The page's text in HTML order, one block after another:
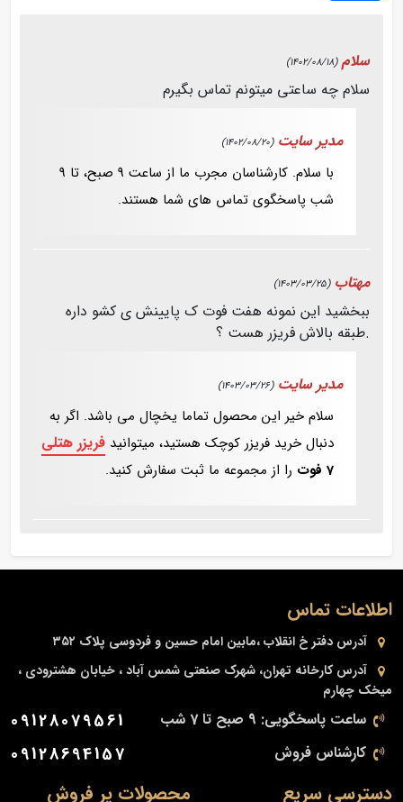
سلام (1402/08/18)
سلام چه ساعتی میتونم تماس بگیرم
مدیر سایت (1402/08/20)
با سلام. کارشناسان مجرب ما از ساعت 9 صبح، تا 9
شب پاسخگوی تماس های شما هستند.
مهتاب(1403/03/25)
ببخشید این نمونه هفت فوت ک پایینش ی کشو داره
.طبقه بالاش فریزر هست ؟
مدیر سایت (1403/03/26)
سلام خیر این محصول تماما یخچال می باشد. اگر به
دنبال خرید فریزر کوچک هستید، میتوانید فریزر هتلی
7 فوت را از مجموعه ما ثبت سفارش کنید.
محصولات پر فروش دسترسی سریع
اطلاعات تماس
آدرس دفتر خ انقلاب ،مابین امام حسین و فردوسی پلاک ۳۵۲
آدرس کارخانه تهران، شهرک صنعتی شمس آباد ، خیابان هشترودی ،
میخک چهارم
ساعت پاسخگویی: 9 صبح تا 7 شب 09128079561
کارشناس فروش 09128694157